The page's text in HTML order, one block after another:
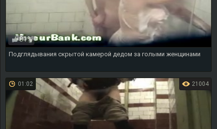
81%
Подглядывания скрытой камерой дедом за голыми женщинами
21004
01:02